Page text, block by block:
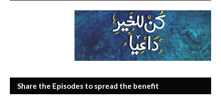
Share the Episodes to spread the benefit